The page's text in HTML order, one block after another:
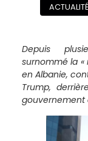
Depuis
surnommé la «
en Albanie,
Trump,
gouvernement